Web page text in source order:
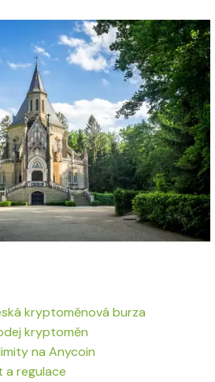
kryptoměnová burza
kryptoměn
na Anycoin
a regulace